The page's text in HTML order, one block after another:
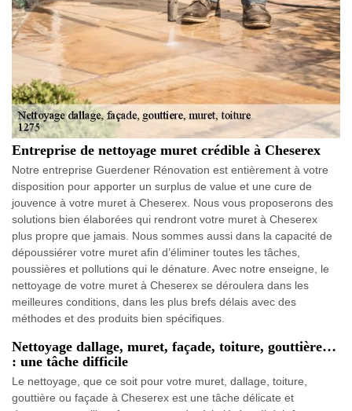
Entreprise de nettoyage muret crédible à Cheserex
Notre entreprise Guerdener Rénovation est entièrement à votre
disposition pour apporter un surplus de value et une cure de
jouvence à votre muret à Cheserex. Nous vous proposerons des
solutions bien élaborées qui rendront votre muret à Cheserex
plus propre que jamais. Nous sommes aussi dans la capacité de
dépoussiérer votre muret afin d’éliminer toutes les tâches,
poussières et pollutions qui le dénature. Avec notre enseigne, le
nettoyage de votre muret à Cheserex se déroulera dans les
meilleures conditions, dans les plus brefs délais avec des
méthodes et des produits bien spécifiques.
Nettoyage dallage, muret, façade, toiture, gouttière…
: une tâche difficile
Le nettoyage, que ce soit pour votre muret, dallage, toiture,
gouttière ou façade à Cheserex est une tâche délicate et